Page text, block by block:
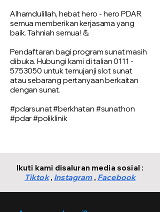
Alhamdulillah, hebat hero - hero PDAR
semua memberikan kerjasama yang
baik. Tahniah semua! 💪
Pendaftaran bagi program sunat masih
dibuka. Hubungi kami di talian0111 -
5753050 untuk temujanji slot sunat
atau sebarang pertanyaan berkaitan
dengan sunat.
#pdarsunat #berkhatan #sunathon
#pdar #poliklinik
Ikuti kami disaluran media sosial :
Tiktok, Instagram, Facebook